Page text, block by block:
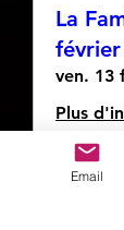
La
ven. 13
Plus
Email